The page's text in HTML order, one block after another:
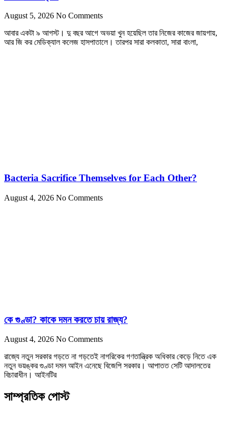
August 5, 2026 No Comments
আবার একটা ৯ আগস্ট। দু বছর আগে অভয়া খুন হয়েছিল তার নিজের কাজের জায়গায়,
আর জি কর মেডিক্যাল কলেজ হাসপাতালে। তারপর সারা কলকাতা, সারা বাংলা,
Bacteria Sacrifice Themselves for Each Other?
August 4, 2026 No Comments
কে গুণ্ডা? কাকে দমন করতে চায় রাজ্য?
August 4, 2026 No Comments
রাজ্যে নতুন সরকার গড়তে না গড়তেই নাগরিকের গণতান্ত্রিক অধিকার কেড়ে নিতে এক
নতুন ভয়ঙ্কর গুণ্ডা দমন আইন এনেছে বিজেপি সরকার। আপাতত সেটি আদালতের
বিচারাধীন। আইনটির
সাম্প্রতিক পোস্ট